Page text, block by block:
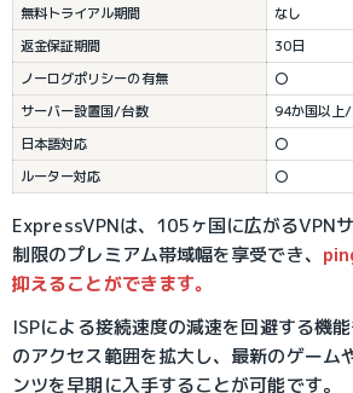
無料トライアル期間
なし
返金保証期間
30日
ノーログポリシーの有無
〇
サーバー設置国/台数
94か国以上
日本語対応
〇
ルーター対応
〇
ExpressVPNは、105ヶ国に広がるVPN
制限のプレミアム帯域幅を享受でき、
抑えることができます。
ISPによる接続速度の減速を回避する機
のアクセス範囲を拡大し、最新のゲーム
ンツを早期に入手することが可能です。